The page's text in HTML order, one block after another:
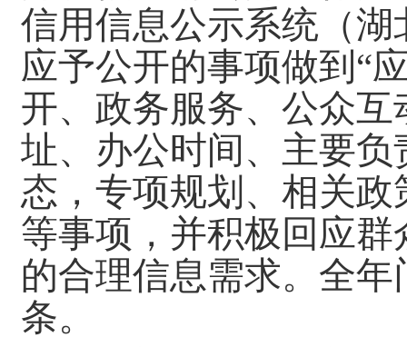
信用信息公示系统（
应予公开的事项做到“
开、政务服务、公众
址、办公时间、主要
态，专项规划、相关
等事项，并积极回应
的合理信息需求。全
条。